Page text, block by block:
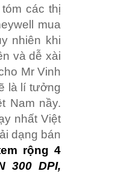
các thị
mua
nhiên khi
và dễ xài
Mr Vinh
là lí tưởng
Nam nầy.
nhất Việt
dạng bán
rộng 4
300 DPI,